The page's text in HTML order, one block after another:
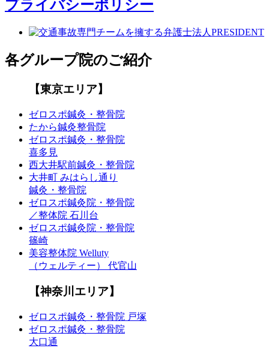
プライバシーポリシー
各グループ院のご紹介
【東京エリア】
ゼロスポ鍼灸・整骨院
たから鍼灸整骨院
ゼロスポ鍼灸・整骨院
喜多見
西大井駅前鍼灸・整骨院
大井町 みはらし通り
鍼灸・整骨院
ゼロスポ鍼灸院・整骨院
／整体院 石川台
ゼロスポ鍼灸院・整骨院
篠崎
美容整体院 Welluty
（ウェルティー） 代官山
【神奈川エリア】
ゼロスポ鍼灸・整骨院 戸塚
ゼロスポ鍼灸・整骨院
大口通